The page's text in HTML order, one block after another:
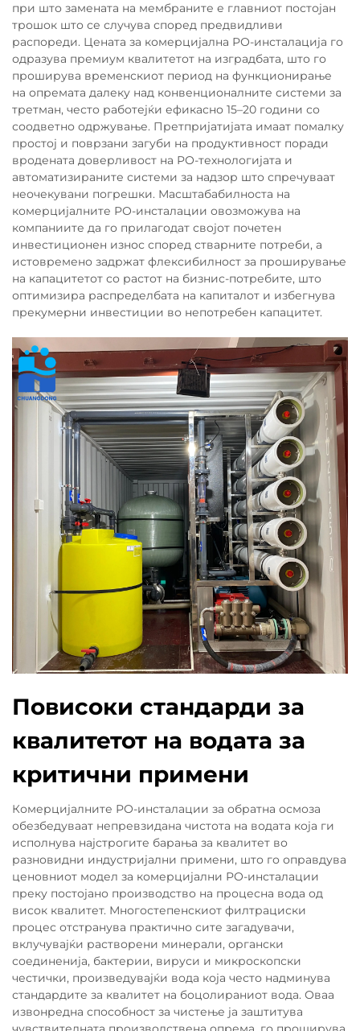
при што замената на мембраните е главниот постојан
трошок што се случува според предвидливи
распореди. Цената за комерцијална РО-инсталација го
одразува премиум квалитетот на изградбата, што го
проширува временскиот период на функционирање
на опремата далеку над конвенционалните системи за
третман, често работејќи ефикасно 15–20 години со
соодветно одржување. Претпријатијата имаат помалку
простој и поврзани загуби на продуктивност поради
вродената доверливост на РО-технологијата и
автоматизираните системи за надзор што спречуваат
неочекувани погрешки. Масштабабилноста на
комерцијалните РО-инсталации овозможува на
компаниите да го прилагодат својот почетен
инвестиционен износ според стварните потреби, а
истовремено задржат флексибилност за проширување
на капацитетот со растот на бизнис-потребите, што
оптимизира распределбата на капиталот и избегнува
прекумерни инвестиции во непотребен капацитет.
Повисоки стандарди за
квалитетот на водата за
критични примени
Комерцијалните РО-инсталации за обратна осмоза
обезбедуваат непревзидана чистота на водата која ги
исполнува најстрогите барања за квалитет во
разновидни индустријални примени, што го оправдува
ценовниот модел за комерцијални РО-инсталации
преку постојано производство на процесна вода од
висок квалитет. Многостепенскиот филтрациски
процес отстранува практично сите загадувачи,
вклучувајќи растворени минерали, органски
соединенија, бактерии, вируси и микроскопски
честички, произведувајќи вода која често надминува
стандардите за квалитет на боцолираниот вода. Оваа
извонредна способност за чистење ја заштитува